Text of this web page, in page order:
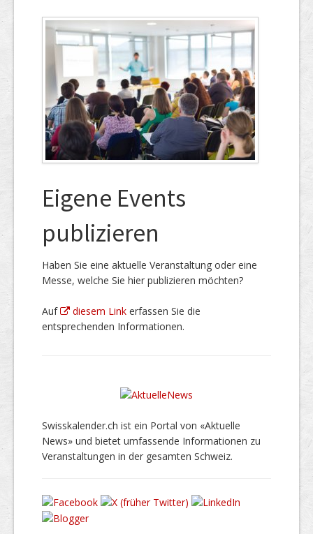
Eigene Events
publizieren
Haben Sie eine aktuelle Veranstaltung oder eine
Messe, welche Sie hier publizieren möchten?
Auf diesem Link erfassen Sie die
entsprechenden Informationen.
Swisskalender.ch ist ein Portal von «Aktuelle
News» und bietet umfassende Informationen zu
Veranstaltungen in der gesamten Schweiz.